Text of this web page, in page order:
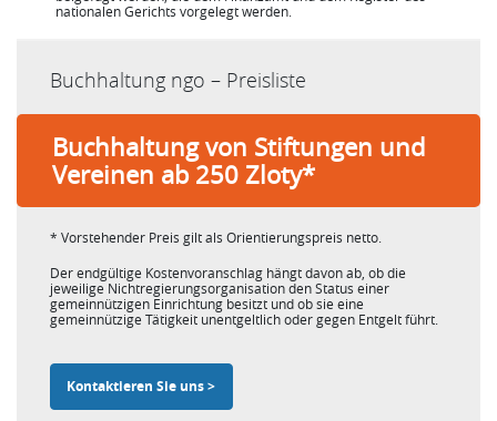
nationalen Gerichts vorgelegt werden.
Buchhaltung ngo – Preisliste
Buchhaltung von Stiftungen und
Vereinen ab 250 Zloty*
* Vorstehender Preis gilt als Orientierungspreis netto.
Der endgültige Kostenvoranschlag hängt davon ab, ob die
jeweilige Nichtregierungsorganisation den Status einer
gemeinnützigen Einrichtung besitzt und ob sie eine
gemeinnützige Tätigkeit unentgeltlich oder gegen Entgelt führt.
Kontaktieren Sie uns >